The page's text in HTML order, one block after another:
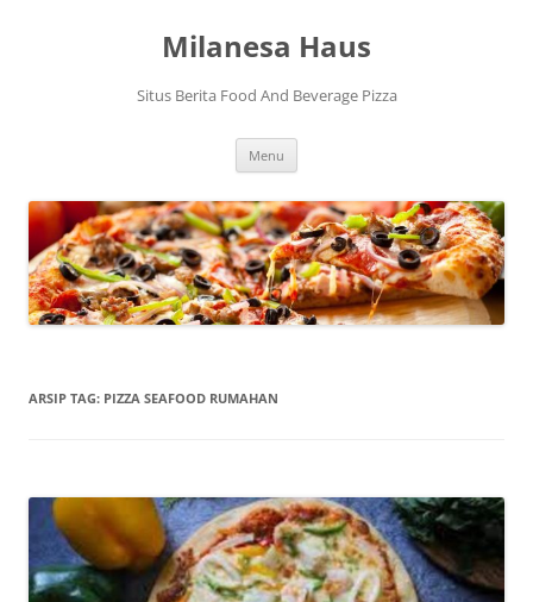
Milanesa Haus
Situs Berita Food And Beverage Pizza
Menu
ARSIP TAG: PIZZA SEAFOOD RUMAHAN